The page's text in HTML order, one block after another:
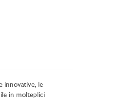
innovative, le
in molteplici